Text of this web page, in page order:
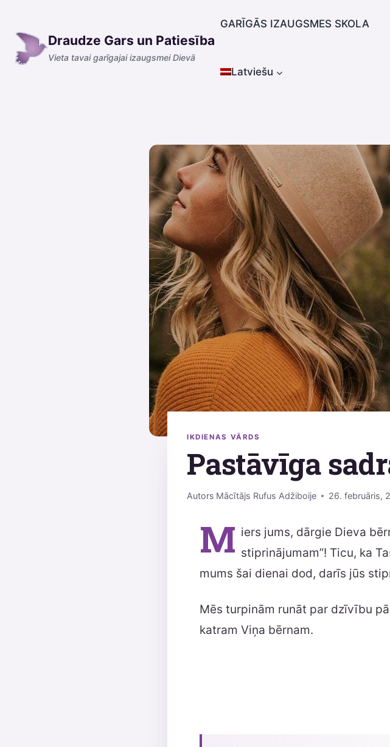
content
Draudze Gars un Patiesība
Vieta tavai garīgajai izaugsmei Dievā
GARĪGĀS IZAUGSMES SKOLA
Latviešu
IKDIENAS VĀRDS
Pastāvīga
Autors Mācītājs Rufus Adžiboije 26. februāris,
M iers jums, dārgie Dieva
stiprinājumam”! Ticu, ka
mums šai dienai dod, darīs jūs
Mēs turpinām runāt par dzīvību
katram Viņa bērnam.